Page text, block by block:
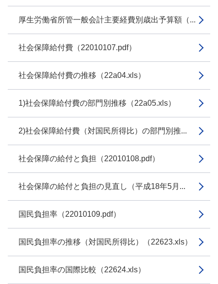
厚生労働省所管一般会計主要経費別歳出予算額（...
社会保障給付費（22010107.pdf）
社会保障給付費の推移（22a04.xls）
1)社会保障給付費の部門別推移（22a05.xls）
2)社会保障給付費（対国民所得比）の部門別推...
社会保障の給付と負担（22010108.pdf）
社会保障の給付と負担の見直し（平成18年5月...
国民負担率（22010109.pdf）
国民負担率の推移（対国民所得比）（22623.xls）
国民負担率の国際比較（22624.xls）